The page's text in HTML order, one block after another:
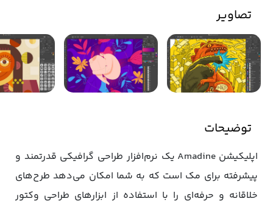
تصاویر
توضیحات
اپلیکیشن Amadine یک نرم‌افزار طراحی گرافیکی قدرتمند و
پیشرفته برای مک است که به شما امکان می‌دهد طرح‌های
خلاقانه و حرفه‌ای را با استفاده از ابزارهای طراحی وکتور